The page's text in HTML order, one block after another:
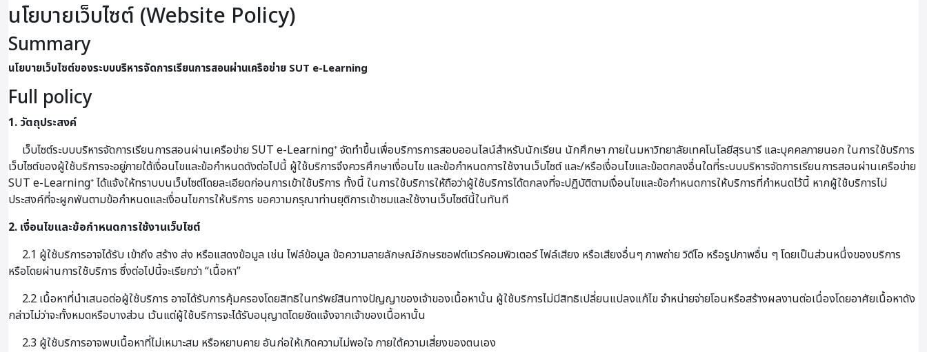
นโยบายเว็บไซต์ (Website Policy)
Summary
นโยบายเว็บไซต์ของระบบบริหารจัดการเรียนการสอนผ่านเครือข่าย SUT e-Learning
Full policy
1. วัตถุประสงค์
เว็บไซต์ระบบบริหารจัดการเรียนการสอนผ่านเครือข่าย SUT e-Learning⁺ จัดทำขึ้นเพื่อบริการการสอบออนไลน์สำหรับนักเรียน นักศึกษา ภายในมหาวิทยาลัยเทคโนโลยีสุรนารี และบุคคลภายนอก ในการใช้บริการ
เว็บไซต์ของผู้ใช้บริการจะอยู่ภายใต้เงื่อนไขและข้อกำหนดดังต่อไปนี้ ผู้ใช้บริการจึงควรศึกษาเงื่อนไข และข้อกำหนดการใช้งานเว็บไซต์ และ/หรือเงื่อนไขและข้อตกลงอื่นใดที่ระบบบริหารจัดการเรียนการสอนผ่านเครือข่าย
SUT e-Learning⁺ ได้แจ้งให้ทราบบนเว็บไซต์โดยละเอียดก่อนการเข้าใช้บริการ ทั้งนี้ ในการใช้บริการให้ถือว่าผู้ใช้บริการได้ตกลงที่จะปฏิบัติตามเงื่อนไขและข้อกำหนดการให้บริการที่กำหนดไว้นี้ หากผู้ใช้บริการไม่
ประสงค์ที่จะผูกพันตามข้อกำหนดและเงื่อนไขการให้บริการ ขอความกรุณาท่านยุติการเข้าชมและใช้งานเว็บไซต์นี้ในทันที
2. เงื่อนไขและข้อกำหนดการใช้งานเว็บไซต์
2.1 ผู้ใช้บริการอาจได้รับ เข้าถึง สร้าง ส่ง หรือแสดงข้อมูล เช่น ไฟล์ข้อมูล ข้อความลายลักษณ์อักษรซอฟต์แวร์คอมพิวเตอร์ ไฟล์เสียง หรือเสียงอื่นๆ ภาพถ่าย วิดีโอ หรือรูปภาพอื่น ๆ โดยเป็นส่วนหนึ่งของบริการ
หรือโดยผ่านการใช้บริการ ซึ่งต่อไปนี้จะเรียกว่า “เนื้อหา”
2.2 เนื้อหาที่นำเสนอต่อผู้ใช้บริการ อาจได้รับการคุ้มครองโดยสิทธิในทรัพย์สินทางปัญญาของเจ้าของเนื้อหานั้น ผู้ใช้บริการไม่มีสิทธิเปลี่ยนแปลงแก้ไข จำหน่ายจ่ายโอนหรือสร้างผลงานต่อเนื่องโดยอาศัยเนื้อหาดัง
กล่าวไม่ว่าจะทั้งหมดหรือบางส่วน เว้นแต่ผู้ใช้บริการจะได้รับอนุญาตโดยชัดแจ้งจากเจ้าของเนื้อหานั้น
2.3 ผู้ใช้บริการอาจพบเนื้อหาที่ไม่เหมาะสม หรือหยาบคาย อันก่อให้เกิดความไม่พอใจ ภายใต้ความเสี่ยงของตนเอง